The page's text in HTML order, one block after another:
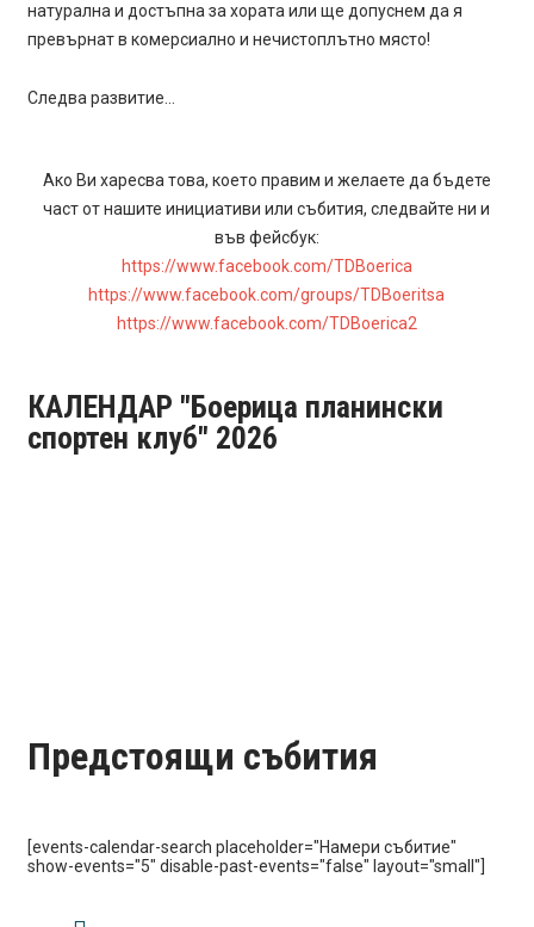
натурална и достъпна за хората или ще допуснем да я
превърнат в комерсиално и нечистоплътно място!
Следва развитие…
Ако Ви харесва това, което правим и желаете да бъдете
част от нашите инициативи или събития, следвайте ни и
във фейсбук:
https://www.facebook.com/TDBoerica
https://www.facebook.com/groups/TDBoeritsa
https://www.facebook.com/TDBoerica2
КАЛЕНДАР "Боерица планински
спортен клуб" 2026
Предстоящи събития
[events-calendar-search placeholder="Намери събитие"
show-events="5" disable-past-events="false" layout="small"]